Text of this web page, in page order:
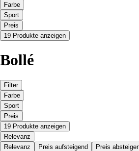
Farbe
Sport
Preis
19 Produkte anzeigen
Bollé
Filter
Farbe
Sport
Preis
19 Produkte anzeigen
Relevanz
Relevanz
Preis aufsteigend Preis